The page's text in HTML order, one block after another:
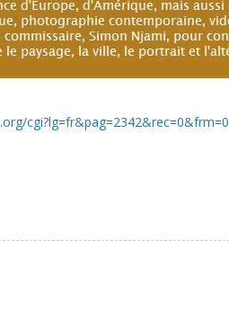
cgi?lg=fr&pag=2342&rec=0&frm=0